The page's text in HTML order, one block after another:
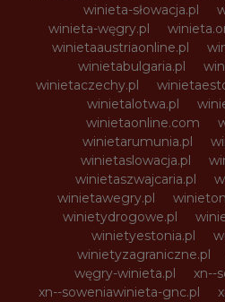
winieta-słowacja.pl
winieta-węgry.pl
winietaaustriaonline.pl
winietabulgaria.pl
winietaczechy.pl
winietalotwa.pl
winietaonline.com
winietarumunia.pl
winietaslowacja.pl
winietaszwajcaria.pl
winietawegry.pl
winietydrogowe.pl
winietyestonia.pl
winietyzagraniczne.pl
węgry-winieta.pl
xn--
xn--soweniawinieta-gnc.pl